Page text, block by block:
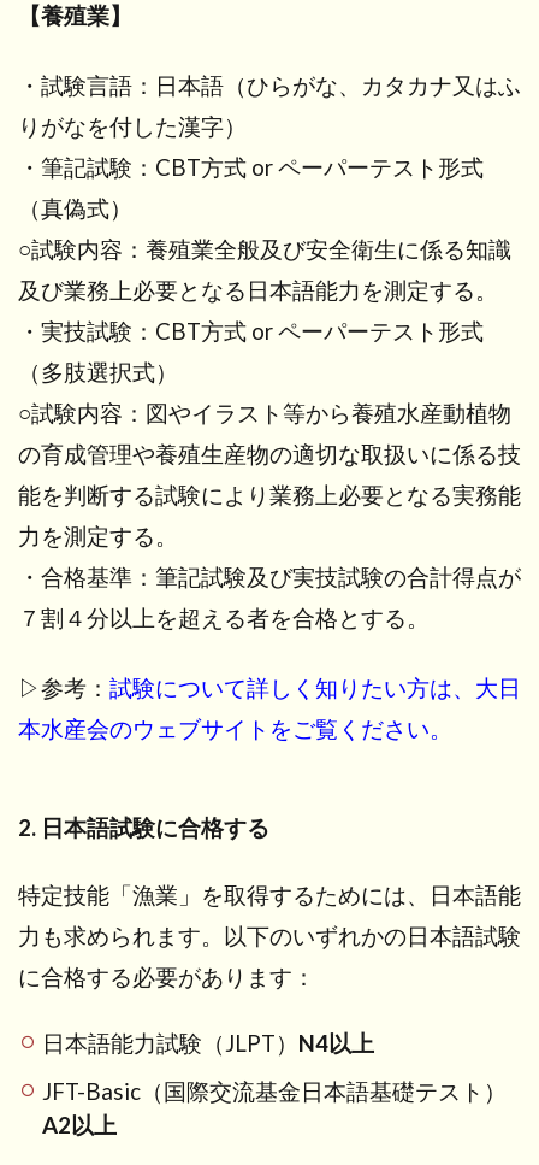
【養殖業】
・試験言語：日本語（ひらがな、カタカナ又はふ
りがなを付した漢字）
・筆記試験：CBT方式 or ペーパーテスト形式
（真偽式）
○試験内容：養殖業全般及び安全衛生に係る知識
及び業務上必要となる日本語能力を測定する。
・実技試験：CBT方式 or ペーパーテスト形式
（多肢選択式）
○試験内容：図やイラスト等から養殖水産動植物
の育成管理や養殖生産物の適切な取扱いに係る技
能を判断する試験により業務上必要となる実務能
力を測定する。
・合格基準：筆記試験及び実技試験の合計得点が
７割４分以上を超える者を合格とする。
▷参考： 試験について詳しく知りたい方は、大日
本水産会のウェブサイトをご覧ください。
2. 日本語試験に合格する
特定技能「漁業」を取得するためには、日本語能
力も求められます。以下のいずれかの日本語試験
に合格する必要があります：
日本語能力試験（JLPT） N4以上
JFT-Basic（国際交流基金日本語基礎テスト）
A2以上